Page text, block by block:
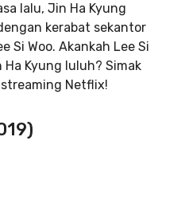
lalu, Jin Ha Kyung
kerabat sekantor
Si Woo. Akankah Lee Si
Kyung luluh? Simak
Netflix!